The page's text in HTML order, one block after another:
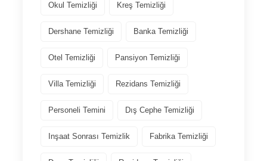
Okul Temizliği Kreş Temizliği
Dershane Temizliği Banka Temizliği
Otel Temizliği Pansiyon Temizliği
Villa Temizliği Rezidans Temizliği
Personeli Temini Dış Cephe Temizliği
Inşaat Sonrası Temizlik Fabrika Temizliği